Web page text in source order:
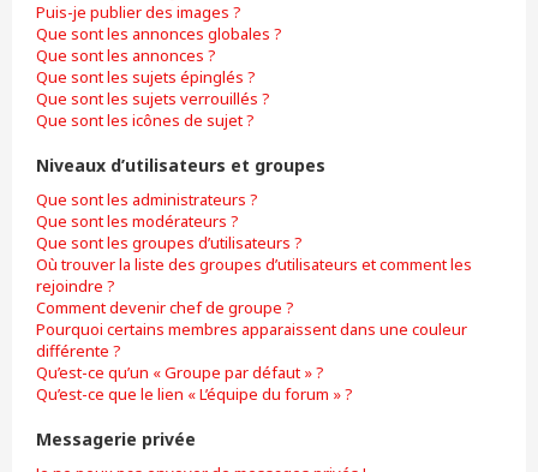
Puis-je publier des images ?
Que sont les annonces globales ?
Que sont les annonces ?
Que sont les sujets épinglés ?
Que sont les sujets verrouillés ?
Que sont les icônes de sujet ?
Niveaux d’utilisateurs et groupes
Que sont les administrateurs ?
Que sont les modérateurs ?
Que sont les groupes d’utilisateurs ?
Où trouver la liste des groupes d’utilisateurs et comment les
rejoindre ?
Comment devenir chef de groupe ?
Pourquoi certains membres apparaissent dans une couleur
différente ?
Qu’est-ce qu’un « Groupe par défaut » ?
Qu’est-ce que le lien « L’équipe du forum » ?
Messagerie privée